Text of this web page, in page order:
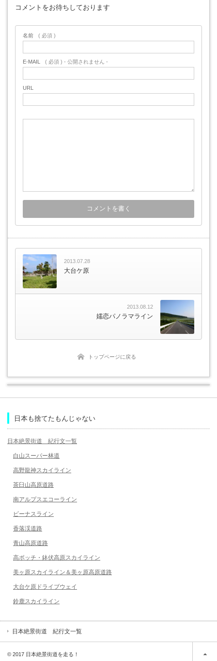
コメントをお待ちしております
名前 ( 必須 )
E-MAIL ( 必須 ) - 公開されません -
URL
2013.07.28
大台ケ原
2013.08.12
嬬恋パノラマライン
トップページに戻る
日本も捨てたもんじゃない
日本絶景街道 紀行文一覧
白山スーパー林道
高野龍神スカイライン
茶臼山高原道路
南アルプスエコーライン
ビーナスライン
香落渓道路
青山高原道路
高ボッチ・鉢伏高原スカイライン
美ヶ原スカイライン＆美ヶ原高原道路
大台ケ原ドライブウェイ
鈴鹿スカイライン
日本絶景街道 紀行文一覧
© 2017 日本絶景街道を走る！